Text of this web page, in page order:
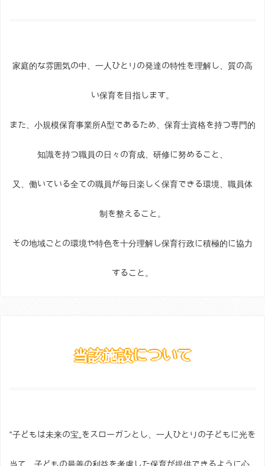
家庭的な雰囲気の中、一人ひとりの発達の特性を理解し、質の高
い保育を目指します。
また、小規模保育事業所A型であるため、保育士資格を持つ専門的
知識を持つ職員の日々の育成、研修に努めること、
又、働いている全ての職員が毎日楽しく保育できる環境、職員体
制を整えること。
その地域ごとの環境や特色を十分理解し保育行政に積極的に協力
すること。
当該施設について
‟子どもは未来の宝„をスローガンとし、一人ひとりの子どもに光を